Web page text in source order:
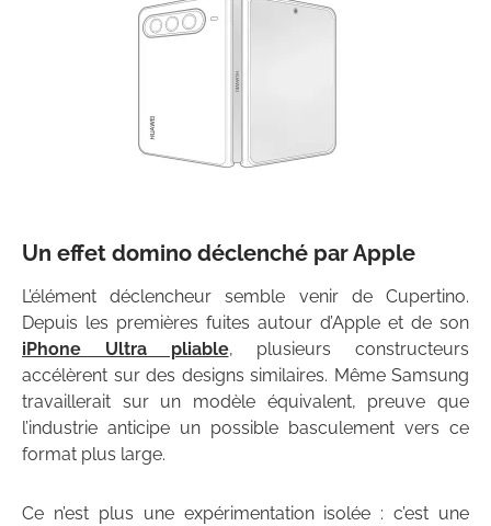
Un effet domino déclenché par Apple
L’élément déclencheur semble venir de Cupertino.
Depuis les premières fuites autour d’Apple et de son
iPhone Ultra pliable, plusieurs constructeurs
accélèrent sur des designs similaires. Même Samsung
travaillerait sur un modèle équivalent, preuve que
l’industrie anticipe un possible basculement vers ce
format plus large.
Ce n’est plus une expérimentation isolée : c’est une